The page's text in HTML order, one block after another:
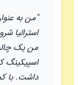
"من به
من یک
اسپیکینگ
داشت. با